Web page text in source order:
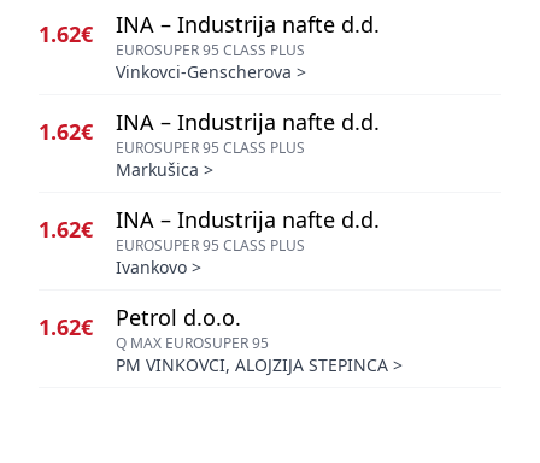
1.62€ INA – Industrija nafte d.d.
EUROSUPER 95 CLASS PLUS
Vinkovci-Genscherova >
1.62€ INA – Industrija nafte d.d.
EUROSUPER 95 CLASS PLUS
Markušica >
1.62€ INA – Industrija nafte d.d.
EUROSUPER 95 CLASS PLUS
Ivankovo >
1.62€ Petrol d.o.o.
Q MAX EUROSUPER 95
PM VINKOVCI, ALOJZIJA STEPINCA >